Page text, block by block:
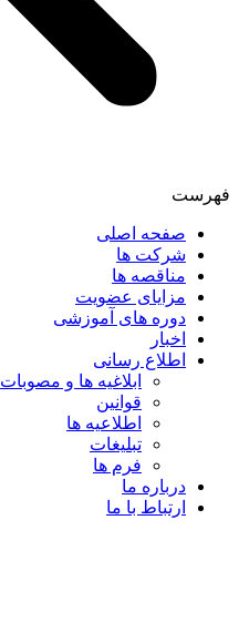
فهرست
صفحه اصلی
شرکت ها
مناقصه ها
مزایای عضویت
دوره های آموزشی
اخبار
اطلاع رسانی
ابلاغیه ها و مصوبات
قوانین
اطلاعیه ها
تبلیغات
فرم ها
درباره ما
ارتباط با ما